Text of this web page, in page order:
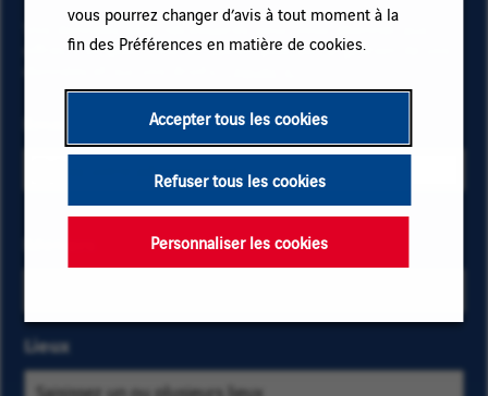
vous pourrez changer d’avis à tout moment à la
fin des Préférences en matière de cookies.
Accepter tous les cookies
Refuser tous les cookies
Personnaliser les cookies
Vos données sont nécessaires pour vous abonner aux
offres d’emploi. Pour en savoir plus sur la gestion de vos
les critères
localisation
pour trouver
les offres
les
lettres
d'une
catégorie
Lieux